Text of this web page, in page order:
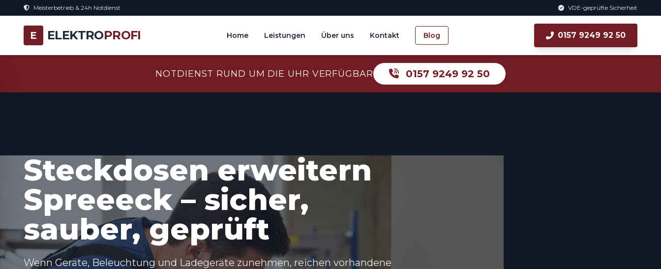
Meisterbetrieb & 24h Notdienst VDE-geprüfte Sicherheit
E ELEKTROPROFI Home Leistungen Über uns Kontakt Blog 0157 9249 92 50
NOTDIENST RUND UM DIE UHR VERFÜGBAR 0157 9249 92 50
Steckdosen erweitern
Spreeeck – sicher,
sauber, geprüft
Wenn Geräte, Beleuchtung und Ladegeräte zunehmen, reichen vorhandene